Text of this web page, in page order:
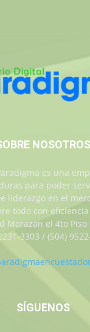
NOSOTROS
es una
para poder
liderazgo en el
todo con
Morazan el 4to
3303 / (504)
SÍGUENOS